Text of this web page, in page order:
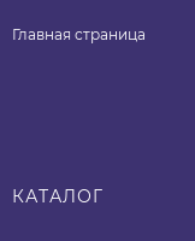
Главная страница
КАТАЛОГ